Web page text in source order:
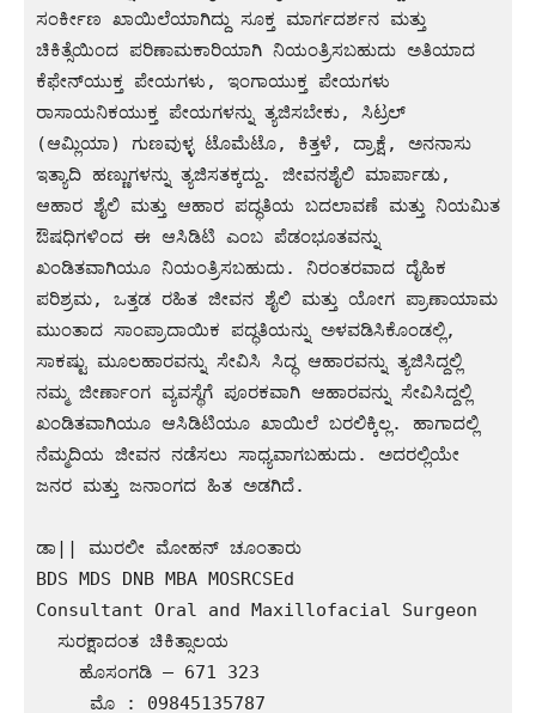
ಸಂರ್ಕೀಣ ಖಾಯಿಲೆಯಾಗಿದ್ದು ಸೂಕ್ತ ಮಾರ್ಗದರ್ಶನ ಮತ್ತು
ಚಿಕಿತ್ಸೆಯಿಂದ ಪರಿಣಾಮಕಾರಿಯಾಗಿ ನಿಯಂತ್ರಿಸಬಹುದು ಅತಿಯಾದ
ಕೆಫೇನ್‍ಯುಕ್ತ ಪೇಯಗಳು, ಇಂಗಾಯುಕ್ತ ಪೇಯಗಳು
ರಾಸಾಯನಿಕಯುಕ್ತ ಪೇಯಗಳನ್ನು ತ್ಯಜಿಸಬೇಕು, ಸಿಟ್ರಲ್
(ಆಮ್ಲಿಯಾ) ಗುಣವುಳ್ಳ ಟೊಮೆಟೊ, ಕಿತ್ತಳೆ, ದ್ರಾಕ್ಷೆ, ಅನನಾಸು
ಇತ್ಯಾದಿ ಹಣ್ಣುಗಳನ್ನು ತ್ಯಜಿಸತಕ್ಕದ್ದು. ಜೀವನಶೈಲಿ ಮಾರ್ಪಾಡು,
ಆಹಾರ ಶೈಲಿ ಮತ್ತು ಆಹಾರ ಪದ್ಧತಿಯ ಬದಲಾವಣೆ ಮತ್ತು ನಿಯಮಿತ
ಔಷಧಿಗಳಿಂದ ಈ ಆಸಿಡಿಟಿ ಎಂಬ ಪೆಡಂಭೂತವನ್ನು
ಖಂಡಿತವಾಗಿಯೂ ನಿಯಂತ್ರಿಸಬಹುದು. ನಿರಂತರವಾದ ದೈಹಿಕ
ಪರಿಶ್ರಮ, ಒತ್ತಡ ರಹಿತ ಜೀವನ ಶೈಲಿ ಮತ್ತು ಯೋಗ ಪ್ರಾಣಾಯಾಮ
ಮುಂತಾದ ಸಾಂಪ್ರಾದಾಯಿಕ ಪದ್ಧತಿಯನ್ನು ಅಳವಡಿಸಿಕೊಂಡಲ್ಲಿ,
ಸಾಕಷ್ಟು ಮೂಲಹಾರವನ್ನು ಸೇವಿಸಿ ಸಿದ್ಧ ಆಹಾರವನ್ನು ತ್ಯಜಿಸಿದ್ದಲ್ಲಿ
ನಮ್ಮ ಜೀರ್ಣಾಂಗ ವ್ಯವಸ್ಥೆಗೆ ಪೂರಕವಾಗಿ ಆಹಾರವನ್ನು ಸೇವಿಸಿದ್ದಲ್ಲಿ
ಖಂಡಿತವಾಗಿಯೂ ಆಸಿಡಿಟಿಯೂ ಖಾಯಿಲೆ ಬರಲಿಕ್ಕಿಲ್ಲ. ಹಾಗಾದಲ್ಲಿ
ನೆಮ್ಮದಿಯ ಜೀವನ ನಡೆಸಲು ಸಾಧ್ಯವಾಗಬಹುದು. ಅದರಲ್ಲಿಯೇ
ಜನರ ಮತ್ತು ಜನಾಂಗದ ಹಿತ ಅಡಗಿದೆ.
ಡಾ|| ಮುರಲೀ ಮೋಹನ್ ಚೂಂತಾರು
BDS MDS DNB MBA MOSRCSEd
Consultant Oral and Maxillofacial Surgeon